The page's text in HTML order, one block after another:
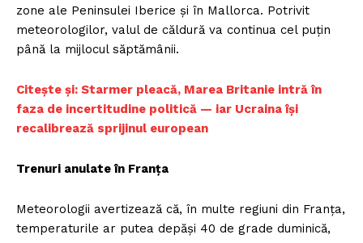
zone ale Peninsulei Iberice și în Mallorca. Potrivit
meteorologilor, valul de căldură va continua cel puțin
până la mijlocul săptămânii.
Citește și: Starmer pleacă, Marea Britanie intră în
faza de incertitudine politică — iar Ucraina își
recalibrează sprijinul european
Trenuri anulate în Franța
Meteorologii avertizează că, în multe regiuni din Franța,
temperaturile ar putea depăși 40 de grade duminică,